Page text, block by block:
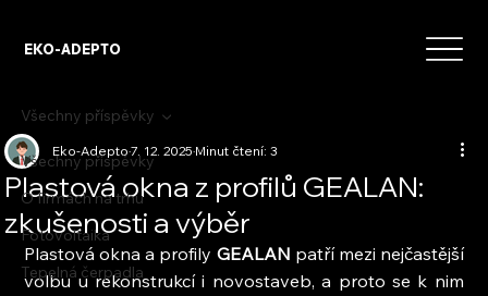
EKO-ADEPTO
Všechny příspěvky
O firmách na trhu
Fotovoltaika
Tepelná čerpadla
Všechny příspěvky
Plastová okna z profilů GEALAN:
zkušenosti a výběr
Eko-Adepto7. 12. 2025Minut čtení: 3
Plastová okna a profily GEALAN patří mezi nejčastější
volbu u rekonstrukcí i novostaveb, a proto se k nim